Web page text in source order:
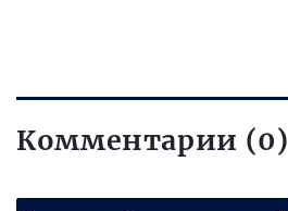
Комментарии (0)